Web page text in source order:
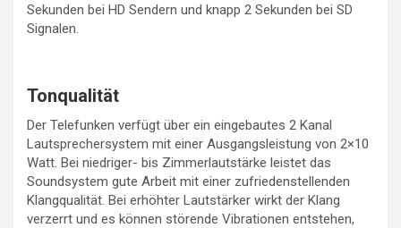
Sekunden bei HD Sendern und knapp 2 Sekunden bei SD
Signalen.
Tonqualität
Der Telefunken verfügt über ein eingebautes 2 Kanal
Lautsprechersystem mit einer Ausgangsleistung von 2×10
Watt. Bei niedriger- bis Zimmerlautstärke leistet das
Soundsystem gute Arbeit mit einer zufriedenstellenden
Klangqualität. Bei erhöhter Lautstärker wirkt der Klang
verzerrt und es können störende Vibrationen entstehen,